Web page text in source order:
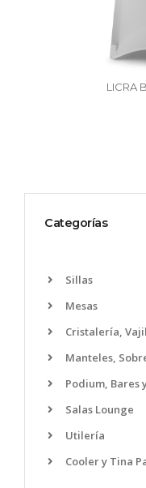
LICRA
Categorías
Sillas
Mesas
Cristalería,
Manteles,
Podium, Bares
Salas Lounge
Utilería
Cooler y Tina